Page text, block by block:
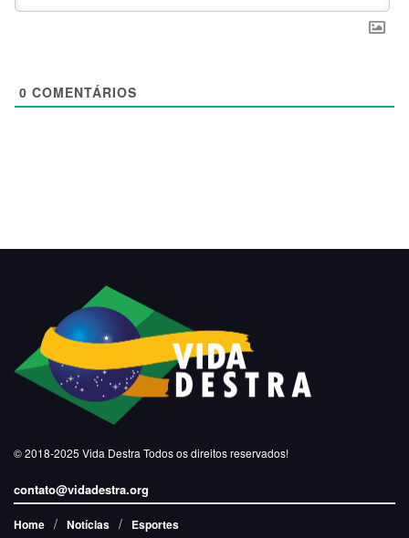
0 COMENTÁRIOS
© 2018-2025 Vida Destra Todos os direitos reservados!
contato@vidadestra.org
Home Notícias Esportes